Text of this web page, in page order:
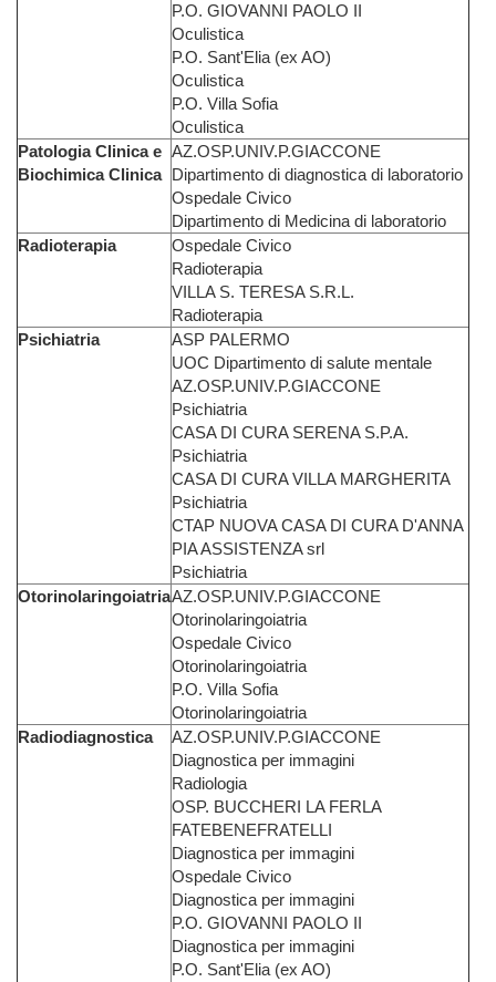
P.O. GIOVANNI PAOLO II
Oculistica
P.O. Sant'Elia (ex AO)
Oculistica
P.O. Villa Sofia
Oculistica
Patologia Clinica e
Biochimica Clinica
AZ.OSP.UNIV.P.GIACCONE
Dipartimento di diagnostica di laboratorio
Ospedale Civico
Dipartimento di Medicina di laboratorio
Radioterapia
Ospedale Civico
Radioterapia
VILLA S. TERESA S.R.L.
Radioterapia
Psichiatria
ASP PALERMO
UOC Dipartimento di salute mentale
AZ.OSP.UNIV.P.GIACCONE
Psichiatria
CASA DI CURA SERENA S.P.A.
Psichiatria
CASA DI CURA VILLA MARGHERITA
Psichiatria
CTAP NUOVA CASA DI CURA D'ANNA
PIA ASSISTENZA srl
Psichiatria
OtorinolaringoiatriaAZ.OSP.UNIV.P.GIACCONE
Otorinolaringoiatria
Ospedale Civico
Otorinolaringoiatria
P.O. Villa Sofia
Otorinolaringoiatria
Radiodiagnostica
AZ.OSP.UNIV.P.GIACCONE
Diagnostica per immagini
Radiologia
OSP. BUCCHERI LA FERLA
FATEBENEFRATELLI
Diagnostica per immagini
Ospedale Civico
Diagnostica per immagini
P.O. GIOVANNI PAOLO II
Diagnostica per immagini
P.O. Sant'Elia (ex AO)